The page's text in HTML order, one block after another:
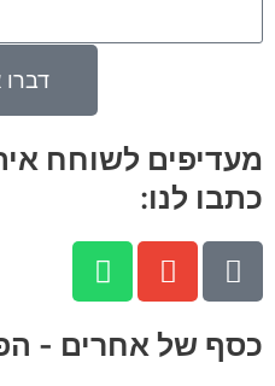
דברו
מעדיפים לשוחח
כתבו לנו:
P
h
n
E
n
e
W
h
t
כסף של אחרים -